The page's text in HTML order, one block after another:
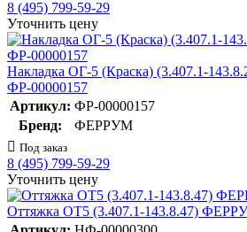
8 (495) 799-59-29
Уточнить цену
Накладка ОГ-5 (Краска) (3.407.1-
ФР-00000157
Артикул: ФР-00000157
Бренд:
ФЕРРУМ
Под заказ
8 (495) 799-59-29
Уточнить цену
Оттяжка ОТ5 (3.407.1-143.8.47)